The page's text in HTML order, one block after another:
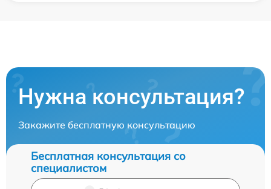
Нужна консультация?
Закажите бесплатную консультацию
Бесплатная консультация со
специалистом